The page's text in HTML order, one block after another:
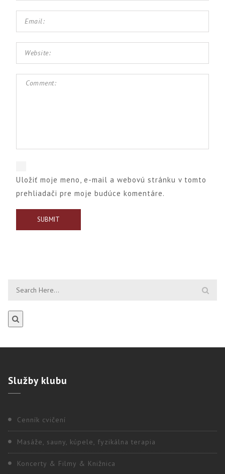
Uložiť moje meno, e-mail a webovú stránku v tomto
prehliadači pre moje budúce komentáre.
Službyklubu
Cenník cvičení
Masáže, sauny, kúpele, fyzikálna terapia
Koncerty & Filmy & Knižnica